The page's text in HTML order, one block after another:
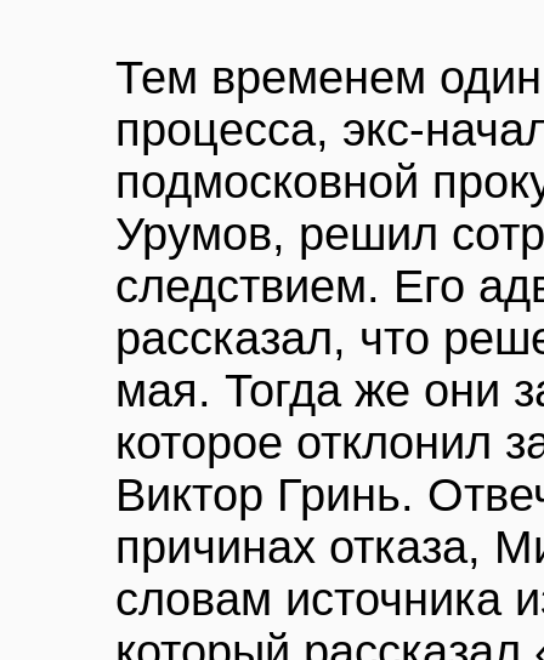
Тем временем
процесса, экс-
подмосковной
Урумов, решил
следствием. Его
рассказал, что
мая. Тогда же они
которое отклонил
Виктор Гринь.
причинах отказа,
словам источника